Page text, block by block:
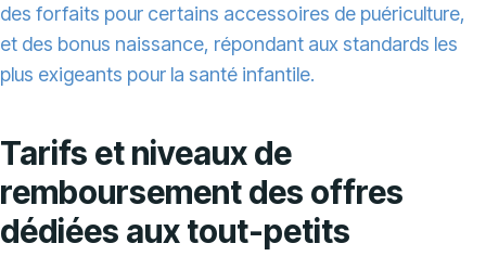
des forfaits pour certains accessoires de puériculture,
et des bonus naissance, répondant aux standards les
plus exigeants pour la santé infantile.
Tarifs et niveaux de
remboursement des offres
dédiées aux tout-petits